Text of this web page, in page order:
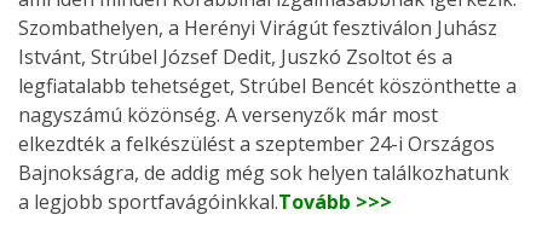
Szombathelyen, a Herényi Virágút fesztiválon Juhász
Istvánt, Strúbel József Dedit, Juszkó Zsoltot és a
legfiatalabb tehetséget, Strúbel Bencét köszönthette a
nagyszámú közönség. A versenyzők már most
elkezdték a felkészülést a szeptember 24-i Országos
Bajnokságra, de addig még sok helyen találkozhatunk
a legjobb sportfavágóinkkal.Tovább >>>